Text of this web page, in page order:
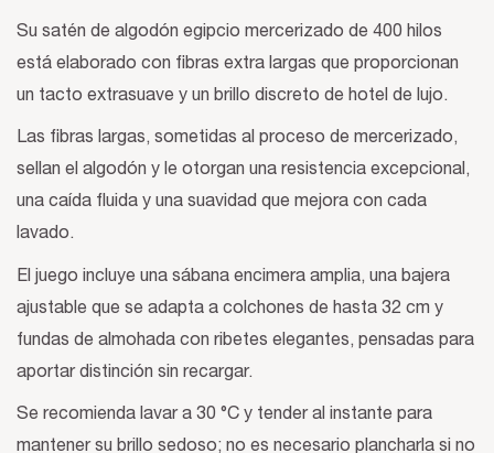
Su satén de algodón egipcio mercerizado de 400 hilos
está elaborado con fibras extra largas que proporcionan
un tacto extrasuave y un brillo discreto de hotel de lujo.
Las fibras largas, sometidas al proceso de mercerizado,
sellan el algodón y le otorgan una resistencia excepcional,
una caída fluida y una suavidad que mejora con cada
lavado.
El juego incluye una sábana encimera amplia, una bajera
ajustable que se adapta a colchones de hasta 32 cm y
fundas de almohada con ribetes elegantes, pensadas para
aportar distinción sin recargar.
Se recomienda lavar a 30 °C y tender al instante para
mantener su brillo sedoso; no es necesario plancharla si no